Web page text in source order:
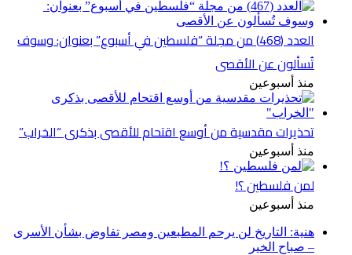
العدد (468) من مجلة “فلسطين في أسبوع” بعنوان: وسوف
تُسألون عن الأقصى
منذ أسبوعين
تحذيرات مقدسية من أوسع اقتحام للأقصى بذكرى “الخراب”
منذ أسبوعين
لمن فلسطين ؟!
منذ أسبوعين
هنية: التاريخ لن يرحم المطبعين ومصر تفاوض بشأن الأسرى
– صباح الخير